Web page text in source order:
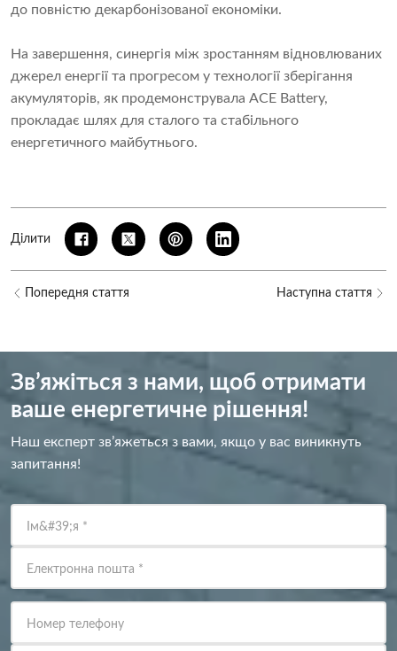
до повністю декарбонізованої економіки.
На завершення, синергія між зростанням відновлюваних
джерел енергії та прогресом у технології зберігання
акумуляторів, як продемонструвала ACE Battery,
прокладає шлях для сталого та стабільного
енергетичного майбутнього.
Ділити
Попередня стаття Наступна стаття
Зв’яжіться з нами, щоб отримати
ваше енергетичне рішення!
Наш експерт зв’яжеться з вами, якщо у вас виникнуть
запитання!
Ім&#39;я *
Електронна пошта *
Номер телефону